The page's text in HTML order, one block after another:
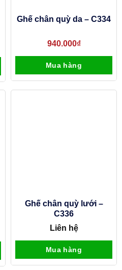
Ghế chân quỳ da – C334
940.000₫
Mua hàng
Ghế chân quỳ lưới –
C336
Liên hệ
Mua hàng